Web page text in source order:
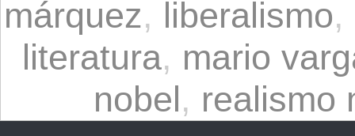
márquez, liberalismo,
literatura, mario
nobel, realismo